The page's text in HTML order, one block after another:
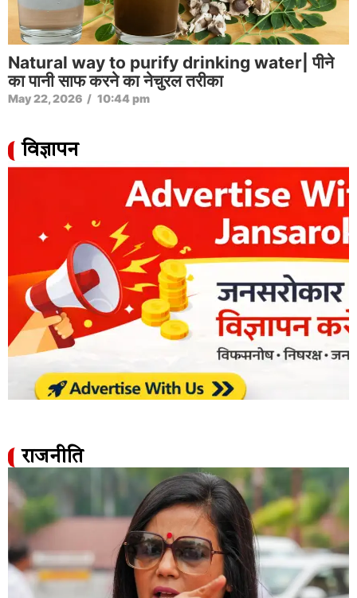
Natural way to purify drinking water| पीने
का पानी साफ करने का नेचुरल तरीका
May 22, 2026 / 10:44 pm
विज्ञापन
राजनीति